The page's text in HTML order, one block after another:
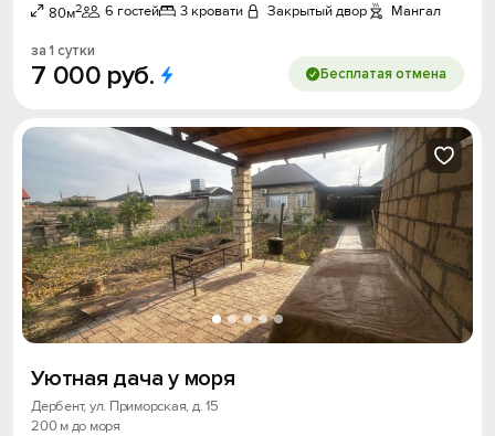
80м2 6 гостей 3 кровати Закрытый двор Мангал
за 1 сутки
7 000 руб. Бесплатая отмена
Уютная дача у моря
Дербент, ул. Приморская, д. 15
200 м до моря